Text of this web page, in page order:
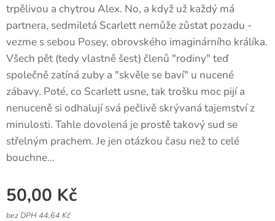
trpělivou a chytrou Alex. No, a když už každý má
partnera, sedmiletá Scarlett nemůže zůstat pozadu -
vezme s sebou Posey, obrovského imaginárního králíka.
Všech pět (tedy vlastně šest) členů "rodiny" teď
společně zatíná zuby a "skvěle se baví" u nucené
zábavy. Poté, co Scarlett usne, tak trošku moc pijí a
nenuceně si odhalují svá pečlivě skrývaná tajemství z
minulosti. Tahle dovolená je prostě takový sud se
střelným prachem. Je jen otázkou času než to celé
bouchne...
50,00 Kč
bez DPH 44,64 Kč